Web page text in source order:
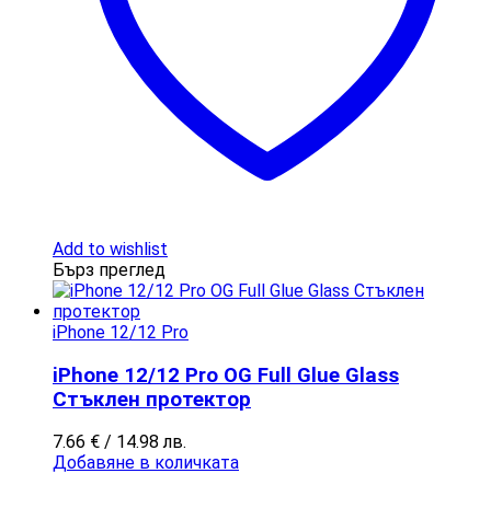
Add to wishlist
Бърз преглед
iPhone 12/12 Pro
iPhone 12/12 Pro OG Full Glue Glass
Стъклен протектор
7.66 € / 14.98 лв.
Добавяне в количката